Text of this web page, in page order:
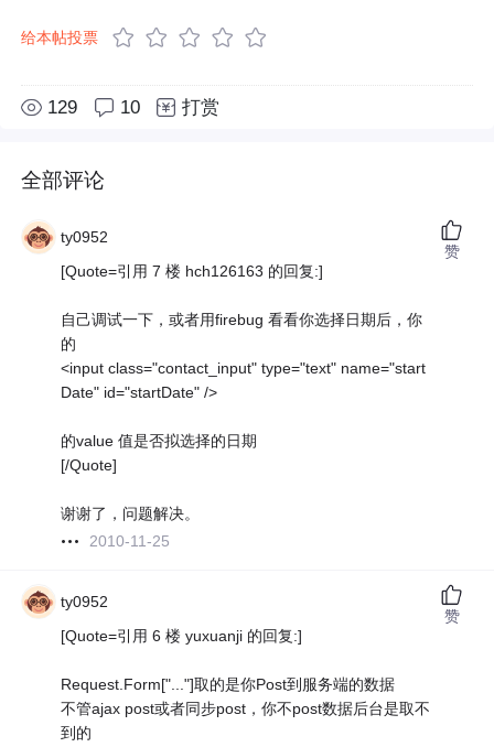
给本帖投票
129 10 打赏
全部评论
ty0952
[Quote=引用 7 楼 hch126163 的回复:]
自己调试一下，或者用firebug 看看你选择日期后，你
的
<input class="contact_input" type="text" name="start
Date" id="startDate" />
的value 值是否拟选择的日期
[/Quote]
谢谢了，问题解决。
2010-11-25
赞
ty0952
[Quote=引用 6 楼 yuxuanji 的回复:]
Request.Form["..."]取的是你Post到服务端的数据
不管ajax post或者同步post，你不post数据后台是取不
到的
赞